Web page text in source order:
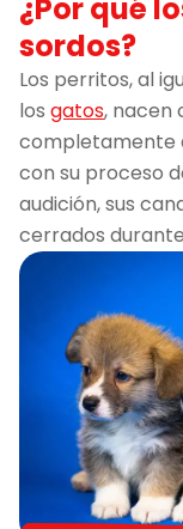
¿Por qué
sordos?
Los perritos, al
los gatos, nacen
completamente
con su proceso
audición, sus
cerrados